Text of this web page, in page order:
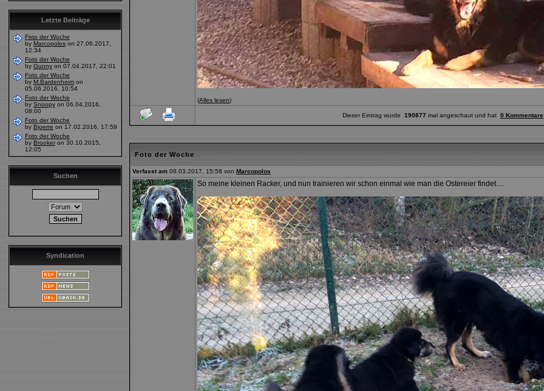
Letzte Beiträge
Foto der Woche
by Marcopolos on 27.06.2017,
12:34
Foto der Woche
by Gunny on 07.04.2017, 22:01
Foto der Woche
by M.Bardenheim on
05.06.2016, 10:54
Foto der Woche
by Snoopy on 06.04.2016,
08:00
Foto der Woche
by Bjoerre on 17.02.2016, 17:59
Foto der Woche
by Brooker on 30.10.2015,
12:05
Suchen
Syndication
(Alles lesen)
Dieser Eintrag wurde 190877 mal angeschaut und hat 0 Kommentare
Foto der Woche
Verfasst am 08.03.2017, 15:58 von Marcopolos
So meine kleinen Racker, und nun trainieren wir schon einmal wie man die Ostereier findet....